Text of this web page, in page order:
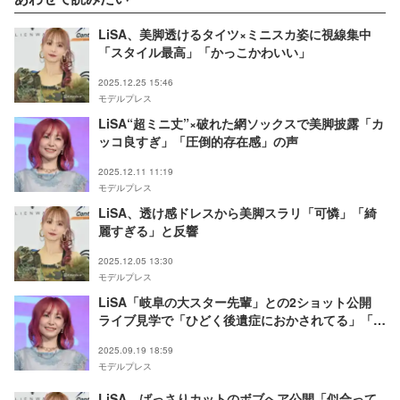
LiSA、美脚透けるタイツ×ミニスカ姿に視線集中
「スタイル最高」「かっこかわいい」
2025.12.25 15:46
モデルプレス
LiSA“超ミニ丈”×破れた網ソックスで美脚披露「カ
ッコ良すぎ」「圧倒的存在感」の声
2025.12.11 11:19
モデルプレス
LiSA、透け感ドレスから美脚スラリ「可憐」「綺
麗すぎる」と反響
2025.12.05 13:30
モデルプレス
LiSA「岐阜の大スター先輩」との2ショット公開
ライブ見学で「ひどく後遺症におかされてる」「な
2025.09.19 18:59
モデルプレス